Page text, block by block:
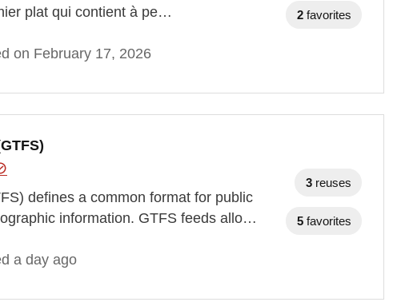
plat qui contient à pe…
on February 17, 2026
2 favorites
defines a common format for public
information. GTFS feeds allo…
a day ago
3 reuses
5 favorites